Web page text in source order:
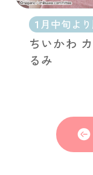
1月中旬よ
ちいかわ
るみ